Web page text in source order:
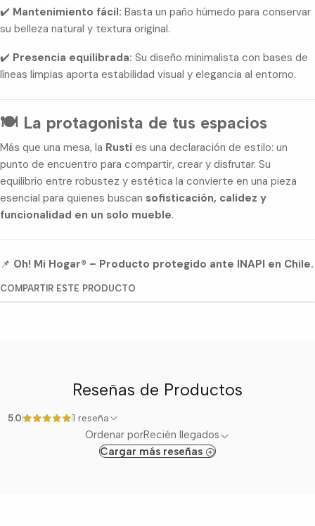
✔️ Mantenimiento fácil: Basta un paño húmedo para conservar
su belleza natural y textura original.
✔️ Presencia equilibrada: Su diseño minimalista con bases de
líneas limpias aporta estabilidad visual y elegancia al entorno.
🍽️ La protagonista de tus espacios
Más que una mesa, la Rusti es una declaración de estilo: un
punto de encuentro para compartir, crear y disfrutar. Su
equilibrio entre robustez y estética la convierte en una pieza
esencial para quienes buscan sofisticación, calidez y
funcionalidad en un solo mueble.
📌 Oh! Mi Hogar® – Producto protegido ante INAPI en Chile.
COMPARTIR ESTE PRODUCTO
Reseñas de Productos
5.0 1 reseña
Ordenar porRecién llegados
Cargar más reseñas